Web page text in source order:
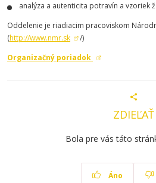
analýza a autenticita potravín a vzoriek
Oddelenie je riadiacim pracoviskom
(http://www.nmr.sk
/)
Organizačný poriadok
ZDIEĽAŤ
Bola pre vás táto
Áno